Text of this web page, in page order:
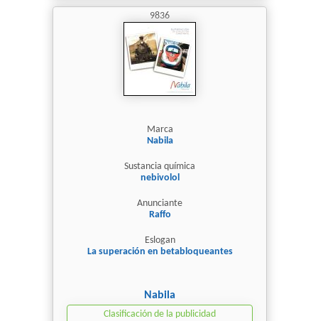
9836
Marca
Nabila
Sustancia química
nebivolol
Anunciante
Raffo
Eslogan
La superación en betabloqueantes
Nabila
Clasificación de la publicidad